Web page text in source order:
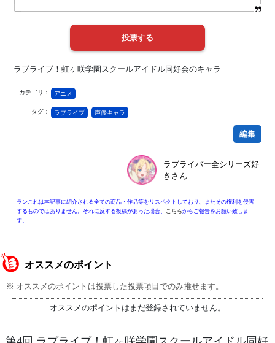
ラブライブ！虹ヶ咲学園スクールアイドル同好会のキャラ
カテゴリ： アニメ
タグ： ラブライブ 声優キャラ
編集
ラブライバー全シリーズ好
きさん
ランこれは本記事に紹介される全ての商品・作品等をリスペクトしており、またその権利を侵害
するものではありません。それに反する投稿があった場合、
こちらからご報告をお願い致しま
す。
オススメのポイント
※ オススメのポイントは投票した投票項目でのみ推せます。
オススメのポイントはまだ登録されていません。